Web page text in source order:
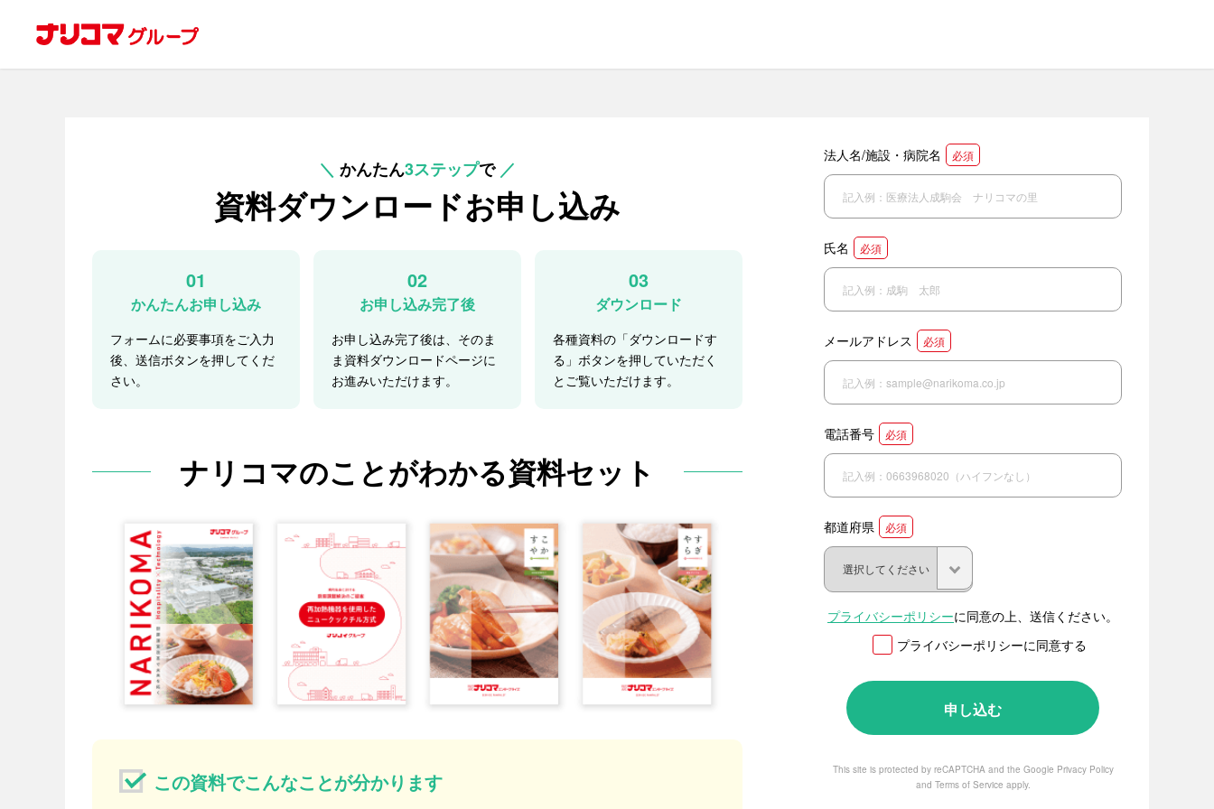
＼ かんたん3ステップで ／
資料ダウンロードお申し込み
01
かんたんお申し込み
フォームに必要事項をご入力
後、送信ボタンを押してくだ
さい。
02
お申し込み完了後
お申し込み完了後は、そのま
ま資料ダウンロードページに
お進みいただけます。
03
ダウンロード
各種資料の「ダウンロードす
る」ボタンを押していただく
とご覧いただけます。
ナリコマのことがわかる資料セット
この資料でこんなことが分かります
法人名/施設・病院名 必須
氏名 必須
メールアドレス 必須
電話番号 必須
都道府県 必須
プライバシーポリシーに同意の上、送信ください。
プライバシーポリシーに同意する
This site is protected by reCAPTCHA and the Google Privacy Policy
and Terms of Service apply.